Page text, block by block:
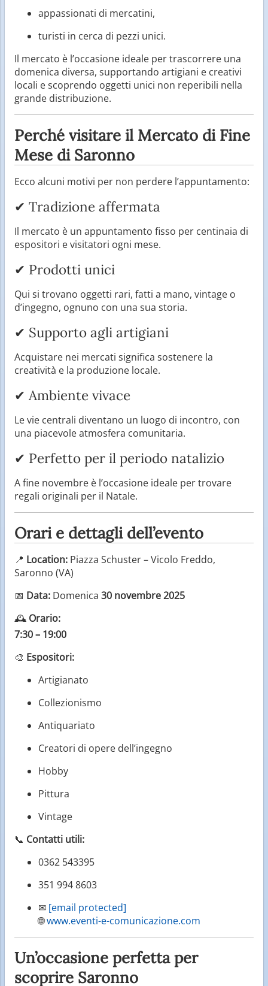
appassionati di mercatini,
turisti in cerca di pezzi unici.
Il mercato è l’occasione ideale per trascorrere una
domenica diversa, supportando artigiani e creativi
locali e scoprendo oggetti unici non reperibili nella
grande distribuzione.
Perché visitare il Mercato di Fine
Mese di Saronno
Ecco alcuni motivi per non perdere l’appuntamento:
✔ Tradizione affermata
Il mercato è un appuntamento fisso per centinaia di
espositori e visitatori ogni mese.
✔ Prodotti unici
Qui si trovano oggetti rari, fatti a mano, vintage o
d’ingegno, ognuno con una sua storia.
✔ Supporto agli artigiani
Acquistare nei mercati significa sostenere la
creatività e la produzione locale.
✔ Ambiente vivace
Le vie centrali diventano un luogo di incontro, con
una piacevole atmosfera comunitaria.
✔ Perfetto per il periodo natalizio
A fine novembre è l’occasione ideale per trovare
regali originali per il Natale.
Orari e dettagli dell’evento
📍 Location: Piazza Schuster – Vicolo Freddo,
Saronno (VA)
📅 Data: Domenica 30 novembre 2025
🕰 Orario:
7:30 – 19:00
🎨 Espositori:
Artigianato
Collezionismo
Antiquariato
Creatori di opere dell’ingegno
Hobby
Pittura
Vintage
📞 Contatti utili:
0362 543395
351 994 8603
✉ [email protected]
🌐www.eventi-e-comunicazione.com
Un’occasione perfetta per
scoprire Saronno